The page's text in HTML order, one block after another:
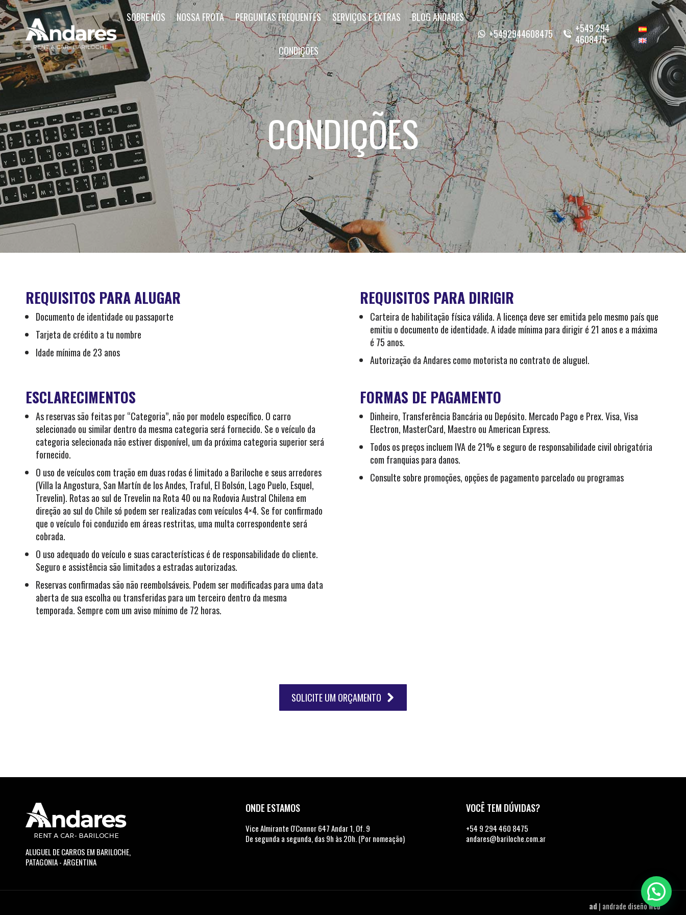
SOBRE NÓS NOSSA FROTA PERGUNTAS FREQUENTES SERVIÇOS E EXTRAS BLOG ANDARES
CONDIÇÕES
+5492944608475
+549 294
4608475
CONDIÇÕES
REQUISITOS PARA ALUGAR
Documento de identidade ou passaporte
Tarjeta de crédito a tu nombre
Idade mínima de 23 anos
REQUISITOS PARA DIRIGIR
Carteira de habilitação física válida. A licença deve ser emitida pelo mesmo país que
emitiu o documento de identidade. A idade mínima para dirigir é 21 anos e a máxima
é 75 anos.
Autorização da Andares como motorista no contrato de aluguel.
ESCLARECIMENTOS
As reservas são feitas por “Categoria”, não por modelo específico. O carro
selecionado ou similar dentro da mesma categoria será fornecido. Se o veículo da
categoria selecionada não estiver disponível, um da próxima categoria superior será
fornecido.
O uso de veículos com tração em duas rodas é limitado a Bariloche e seus arredores
(Villa la Angostura, San Martín de los Andes, Traful, El Bolsón, Lago Puelo, Esquel,
Trevelin). Rotas ao sul de Trevelin na Rota 40 ou na Rodovia Austral Chilena em
direção ao sul do Chile só podem ser realizadas com veículos 4×4. Se for confirmado
que o veículo foi conduzido em áreas restritas, uma multa correspondente será
cobrada.
O uso adequado do veículo e suas características é de responsabilidade do cliente.
Seguro e assistência são limitados a estradas autorizadas.
Reservas confirmadas são não reembolsáveis. Podem ser modificadas para uma data
aberta de sua escolha ou transferidas para um terceiro dentro da mesma
temporada. Sempre com um aviso mínimo de 72 horas.
FORMAS DE PAGAMENTO
Dinheiro, Transferência Bancária ou Depósito. Mercado Pago e Prex. Visa, Visa
Electron, MasterCard, Maestro ou American Express.
Todos os preços incluem IVA de 21% e seguro de responsabilidade civil obrigatória
com franquias para danos.
Consulte sobre promoções, opções de pagamento parcelado ou programas
SOLICITE UM ORÇAMENTO
ALUGUEL DE CARROS EM BARILOCHE,
PATAGONIA - ARGENTINA
ONDE ESTAMOS
Vice Almirante O'Connor 647 Andar 1, Of. 9
De segunda a segunda, das 9h às 20h. (Por nomeação)
VOCÊ TEM DÚVIDAS?
+54 9 294 460 8475
andares@bariloche.com.ar
ad | andrade diseño web